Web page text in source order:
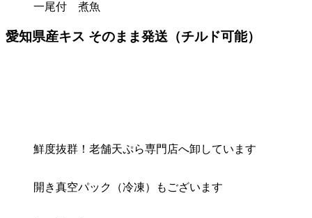
一尾付 煮魚
愛知県産キス そのまま発送（チルド可能）
鮮度抜群！老舗天ぷら専門店へ卸しています
開き真空パック（冷凍）もございます